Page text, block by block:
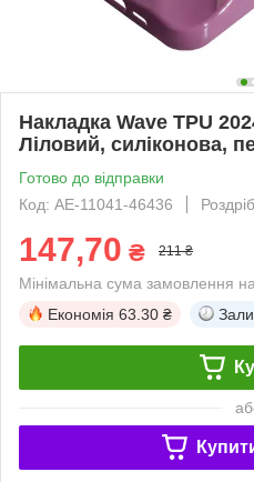
Накладка Wave TPU
Ліловий, силіконова,
Готово до відправки
Код: AE-11041-46436
Роздріб
147,70 ₴ 211 ₴
Мінімальна сума замовлення
Економія 63.30 ₴